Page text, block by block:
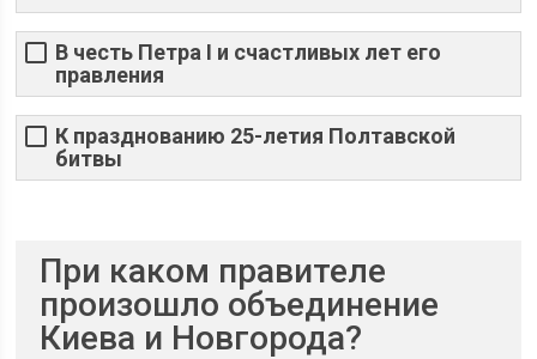
В честь Петра I и счастливых лет его
правления
К празднованию 25-летия Полтавской
битвы
При каком правителе
произошло объединение
Киева и Новгорода?